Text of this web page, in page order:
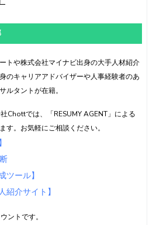
トや株式会社マイナビ出身の大手人材紹介
のキャリアアドバイザーや人事経験者のあ
ルタントが在籍。
Chottでは、「RESUMY AGENT」による
す。お気軽にご相談ください。
ツール】
紹介サイト】
ントです。